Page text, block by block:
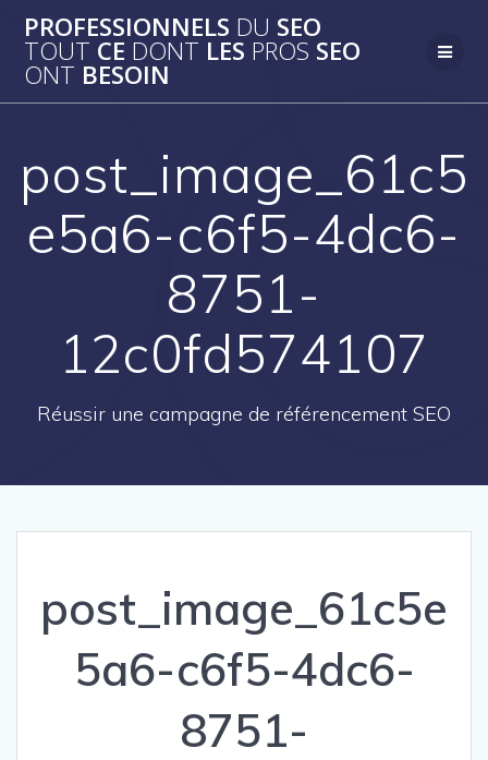
au
contenu
PROFESSIONNELS DU SEO
TOUT CE DONT LES PROS SEO
ONT BESOIN
post_image_61c5
e5a6-c6f5-4dc6-
8751-
12c0fd574107
Réussir une campagne de référencement SEO
post_image_61c5e
5a6-c6f5-4dc6-
8751-